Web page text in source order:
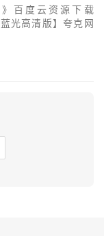
》百度云资源下载
蓝光高清版】夸克网